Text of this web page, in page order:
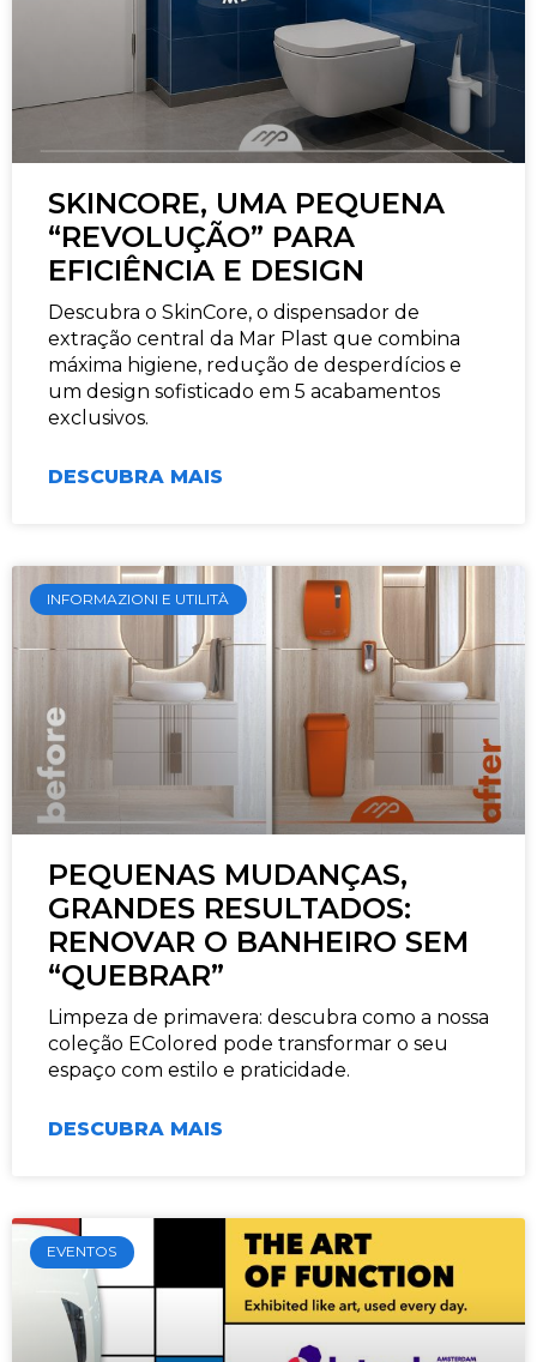
SKINCORE, UMA PEQUENA
“REVOLUÇÃO” PARA
EFICIÊNCIA E DESIGN
Descubra o SkinCore, o dispensador de
extração central da Mar Plast que combina
máxima higiene, redução de desperdícios e
um design sofisticado em 5 acabamentos
exclusivos.
DESCUBRA MAIS
INFORMAZIONI E UTILITÀ
PEQUENAS MUDANÇAS,
GRANDES RESULTADOS:
RENOVAR O BANHEIRO SEM
“QUEBRAR”
Limpeza de primavera: descubra como a nossa
coleção EColored pode transformar o seu
espaço com estilo e praticidade.
DESCUBRA MAIS
EVENTOS